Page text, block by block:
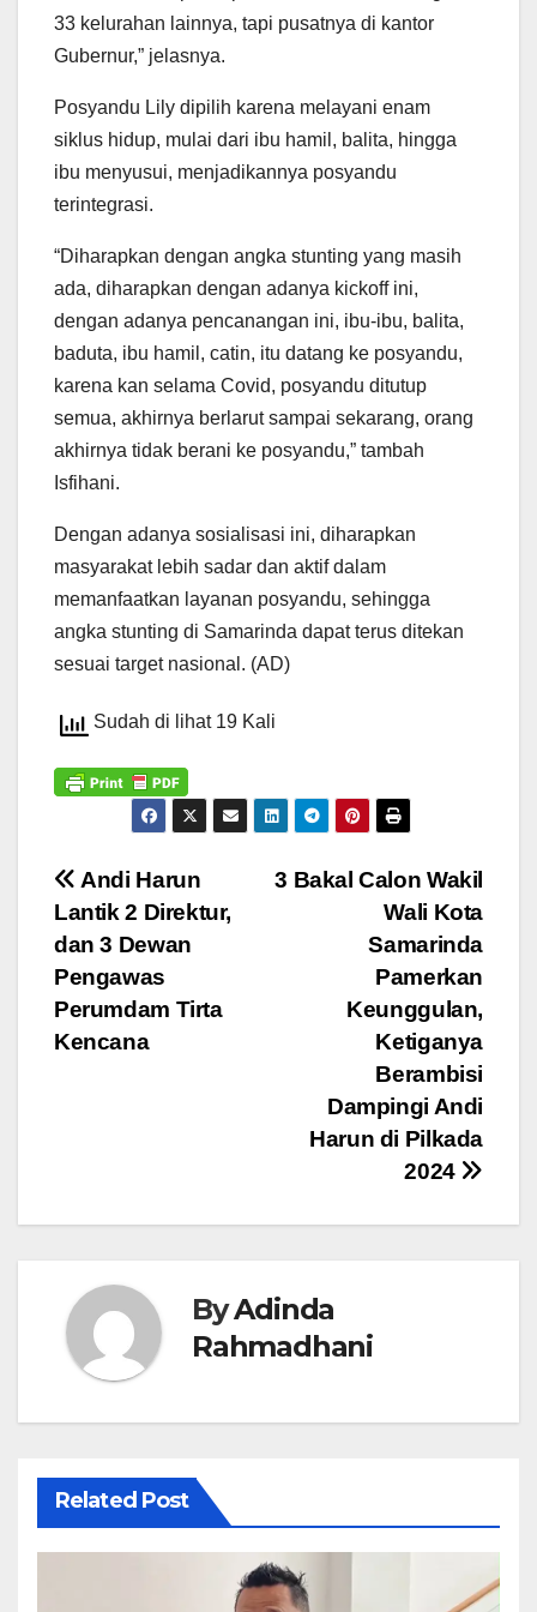
33 kelurahan lainnya, tapi pusatnya di kantor
Gubernur,” jelasnya.
Posyandu Lily dipilih karena melayani enam
siklus hidup, mulai dari ibu hamil, balita, hingga
ibu menyusui, menjadikannya posyandu
terintegrasi.
“Diharapkan dengan angka stunting yang masih
ada, diharapkan dengan adanya kickoff ini,
dengan adanya pencanangan ini, ibu-ibu, balita,
baduta, ibu hamil, catin, itu datang ke posyandu,
karena kan selama Covid, posyandu ditutup
semua, akhirnya berlarut sampai sekarang, orang
akhirnya tidak berani ke posyandu,” tambah
Isfihani.
Dengan adanya sosialisasi ini, diharapkan
masyarakat lebih sadar dan aktif dalam
memanfaatkan layanan posyandu, sehingga
angka stunting di Samarinda dapat terus ditekan
sesuai target nasional. (AD)
Sudah di lihat 19 Kali
Navigasi
pos
3 Bakal Calon Wakil
Wali Kota
Samarinda
Pamerkan
Keunggulan,
Ketiganya
Berambisi
Dampingi Andi
Harun di Pilkada
2024
Andi Harun
Lantik 2 Direktur,
dan 3 Dewan
Pengawas
Perumdam Tirta
Kencana
ByAdinda
Rahmadhani
Related Post